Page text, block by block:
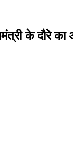
के दौरे का